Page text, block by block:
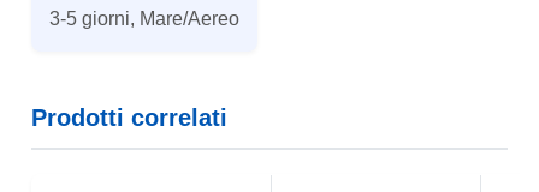
3-5 giorni, Mare/Aereo
Prodotti correlati